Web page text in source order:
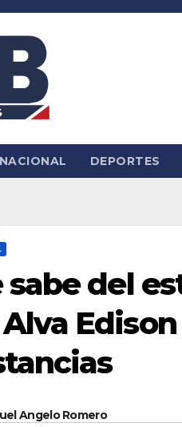
NACIONAL DEPORTES
sabe del
Angelo Romero